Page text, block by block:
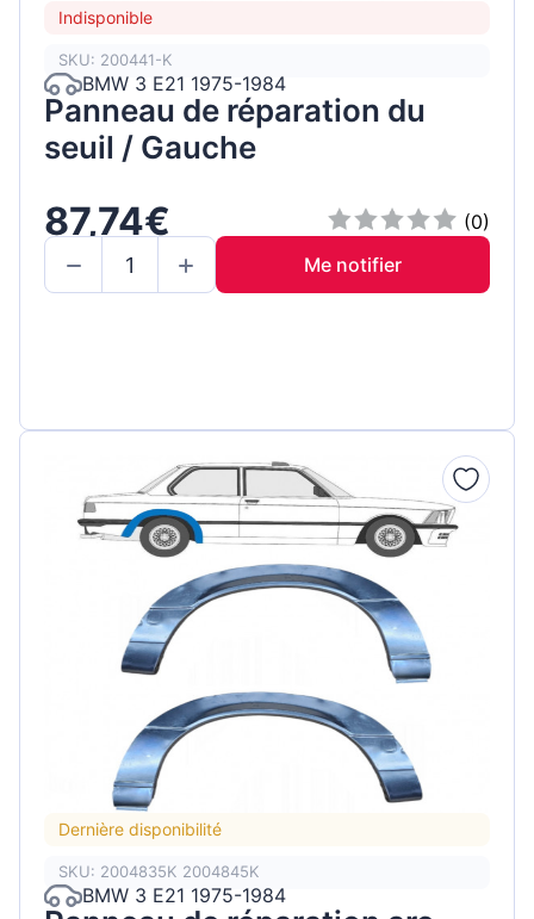
Indisponible
SKU: 200441-K
BMW 3 E21 1975-1984
Panneau de réparation du
seuil / Gauche
87,74€
(0)
Me notifier
Dernière disponibilité
SKU: 2004835K 2004845K
BMW 3 E21 1975-1984